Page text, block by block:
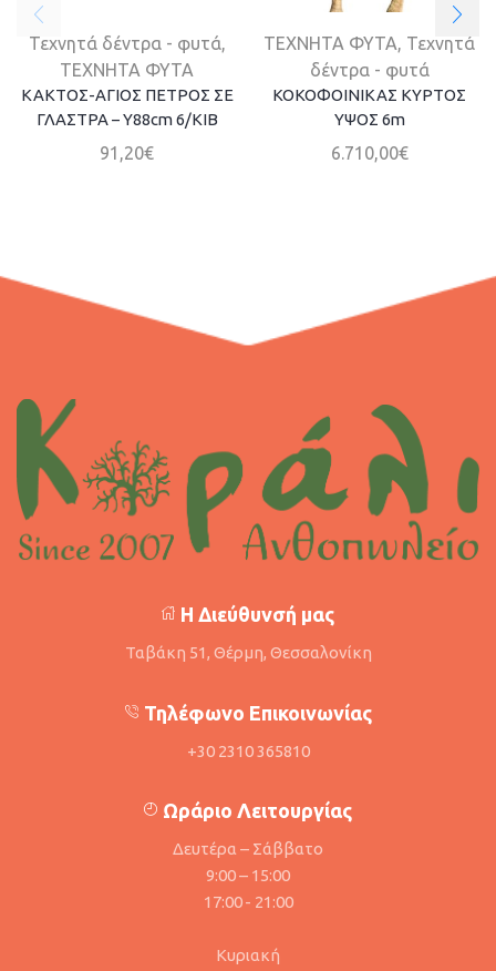
Τεχνητά δέντρα - φυτά,
ΤΕΧΝΗΤΑ ΦΥΤΑ
ΚΑΚΤΟΣ-ΑΓΙΟΣ ΠΕΤΡΟΣ ΣΕ
ΓΛΑΣΤΡΑ – Υ88cm 6/ΚΙΒ
91,20€
ΤΕΧΝΗΤΑ ΦΥΤΑ, Τεχνητά
δέντρα - φυτά
ΚΟΚΟΦΟΙΝΙΚΑΣ ΚΥΡΤΟΣ
ΥΨΟΣ 6m
6.710,00€
Η Διεύθυνσή μας
Ταβάκη 51, Θέρμη, Θεσσαλονίκη
Τηλέφωνο Επικοινωνίας
+30 2310 365810
Ωράριο Λειτουργίας
Δευτέρα – Σάββατο
9:00 – 15:00
17:00 - 21:00
Κυριακή